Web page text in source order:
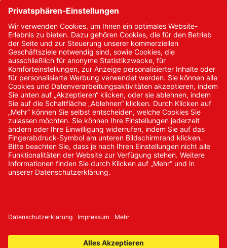
Kontakt
Kontakt/Anfrage
Neukundenanmeldung
Kennwort vergessen
Bestellungen
Sendung verfolgen
© 2024 Promed Vertriebsgesellschaft mbH | Alle Rechte
* Alle Preise zzgl. gesetzlicher Mehrwertsteuer